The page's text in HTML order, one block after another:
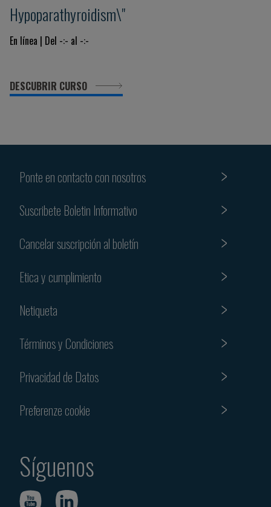
Hypoparathyroidism\"
En línea | Del -:- al -:-
DESCUBRIR CURSO
Ponte en contacto con nosotros
Suscribete Boletin Informativo
Cancelar suscripción al boletín
Etica y cumplimiento
Netiqueta
Términos y Condiciones
Privacidad de Datos
Preferenze cookie
Síguenos